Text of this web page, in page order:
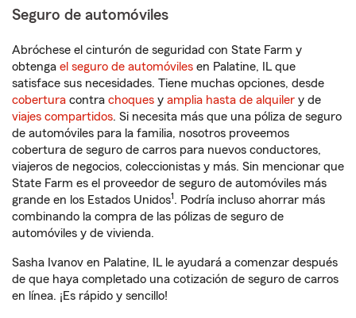
Seguro de automóviles
Abróchese el cinturón de seguridad con State Farm y
obtenga el seguro de automóviles en Palatine, IL que
satisface sus necesidades. Tiene muchas opciones, desde
cobertura contra choques y amplia hasta de alquiler y de
viajes compartidos. Si necesita más que una póliza de seguro
de automóviles para la familia, nosotros proveemos
cobertura de seguro de carros para nuevos conductores,
viajeros de negocios, coleccionistas y más. Sin mencionar que
State Farm es el proveedor de seguro de automóviles más
grande en los Estados Unidos1 . Podría incluso ahorrar más
combinando la compra de las pólizas de seguro de
automóviles y de vivienda.
Sasha Ivanov en Palatine, IL le ayudará a comenzar después
de que haya completado una cotización de seguro de carros
en línea. ¡Es rápido y sencillo!